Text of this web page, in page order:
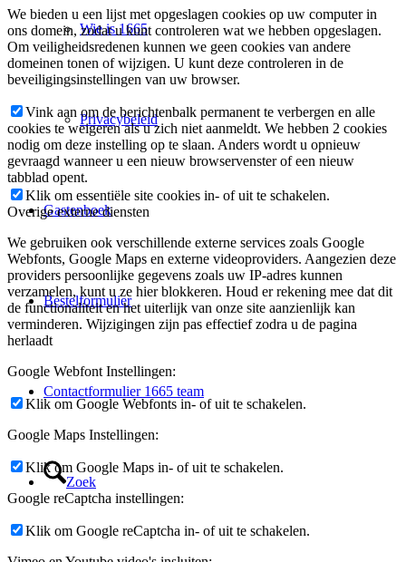
Wie is 1665
Privacybeleid
Gastenboek
Bestelformulier
Contactformulier 1665 team
Zoek
We bieden u een lijst met opgeslagen cookies op uw computer in
ons domein, zodat u kunt controleren wat we hebben opgeslagen.
Om veiligheidsredenen kunnen we geen cookies van andere
domeinen tonen of wijzigen. U kunt deze controleren in de
beveiligingsinstellingen van uw browser.
Vink aan om de berichtenbalk permanent te verbergen en alle
cookies te weigeren als u zich niet aanmeldt. We hebben 2 cookies
nodig om deze instelling op te slaan. Anders wordt u opnieuw
gevraagd wanneer u een nieuw browservenster of een nieuw
tabblad opent.
Klik om essentiële site cookies in- of uit te schakelen.
Overige externe diensten
We gebruiken ook verschillende externe services zoals Google
Webfonts, Google Maps en externe videoproviders. Aangezien deze
providers persoonlijke gegevens zoals uw IP-adres kunnen
verzamelen, kunt u ze hier blokkeren. Houd er rekening mee dat dit
de functionaliteit en het uiterlijk van onze site aanzienlijk kan
verminderen. Wijzigingen zijn pas effectief zodra u de pagina
herlaadt
Google Webfont Instellingen:
Klik om Google Webfonts in- of uit te schakelen.
Google Maps Instellingen:
Klik om Google Maps in- of uit te schakelen.
Google reCaptcha instellingen:
Klik om Google reCaptcha in- of uit te schakelen.